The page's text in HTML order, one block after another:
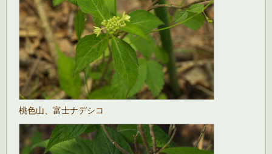
桃色山、富士ナデシコ